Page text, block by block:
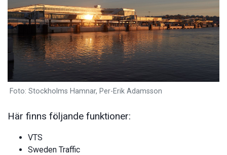
Foto: Stockholms Hamnar, Per-Erik Adamsson
Här finns följande funktioner:
VTS
Sweden Traffic